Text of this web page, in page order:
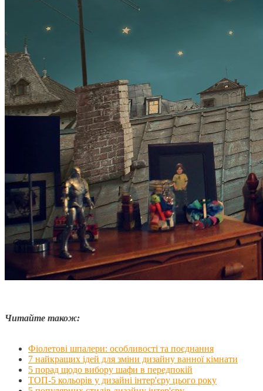
Читайте також:
Фіолетові шпалери: особливості та поєднання
7 найкращих ідей для зміни дизайну ванної кімнати
5 порад щодо вибору шафи в передпокій
ТОП-5 кольорів у дизайні інтер'єру цього року